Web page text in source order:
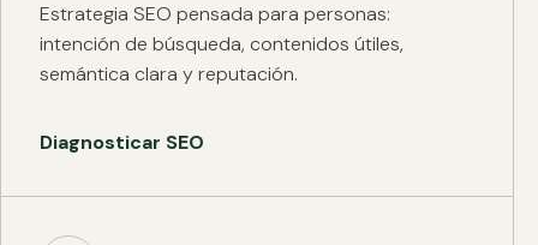
Estrategia SEO pensada para personas:
intención de búsqueda, contenidos útiles,
semántica clara y reputación.
Diagnosticar SEO